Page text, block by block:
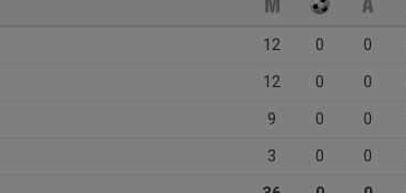
12 0 0
12 0 0
9 0 0
3 0 0